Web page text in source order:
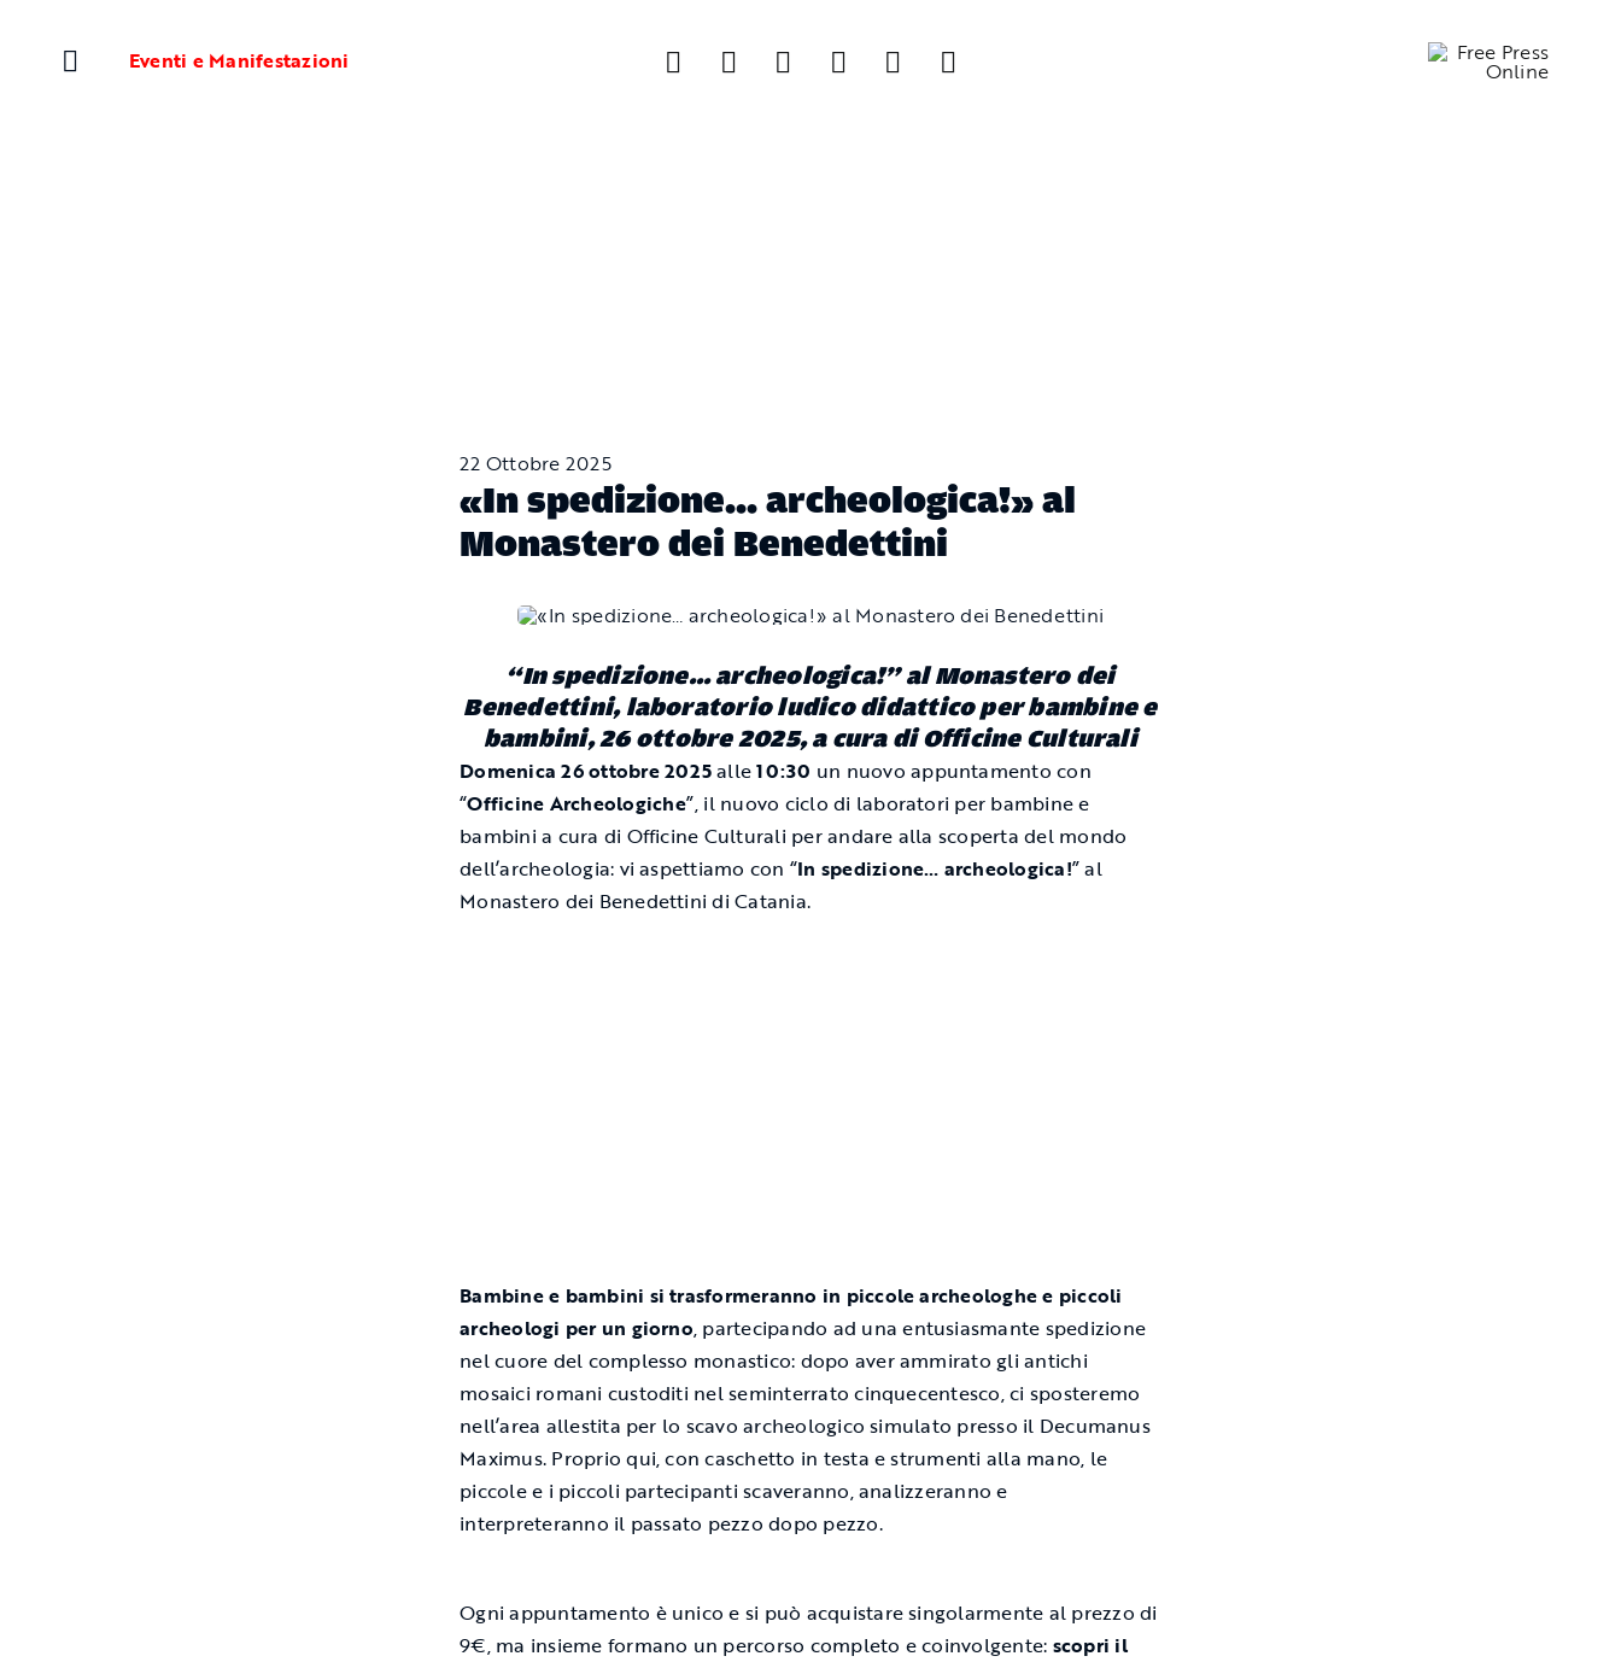
contenuto
Eventi e Manifestazioni
22 Ottobre 2025
«In spedizione… archeologica!» al
Monastero dei Benedettini
“In spedizione… archeologica!” al Monastero dei
Benedettini, laboratorio ludico didattico per bambine e
bambini, 26 ottobre 2025, a cura di Officine Culturali
Domenica 26 ottobre 2025alle10:30 un nuovo appuntamento con
“Officine Archeologiche”, il nuovo ciclo di laboratori per bambine e
bambini a cura di Officine Culturali per andare alla scoperta del mondo
dell’archeologia: vi aspettiamo con “In spedizione… archeologica!” al
Monastero dei Benedettini di Catania.
Bambine e bambini si trasformeranno in piccole archeologhe e piccoli
archeologi per un giorno, partecipando ad una entusiasmante spedizione
nel cuore del complesso monastico: dopo aver ammirato gli antichi
mosaici romani custoditi nel seminterrato cinquecentesco, ci sposteremo
nell’area allestita per lo scavo archeologico simulato presso il Decumanus
Maximus. Proprio qui, con caschetto in testa e strumenti alla mano, le
piccole e i piccoli partecipanti scaveranno, analizzeranno e
interpreteranno il passato pezzo dopo pezzo.
Ogni appuntamento è unico e si può acquistare singolarmente al prezzo di
9€, ma insieme formano un percorso completo e coinvolgente: scopri il